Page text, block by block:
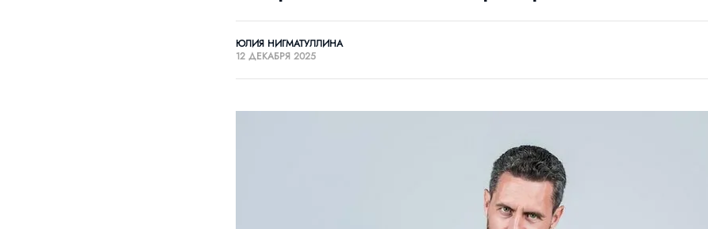
ЮЛИЯ НИГМАТУЛЛИНА
12 ДЕКАБРЯ 2025